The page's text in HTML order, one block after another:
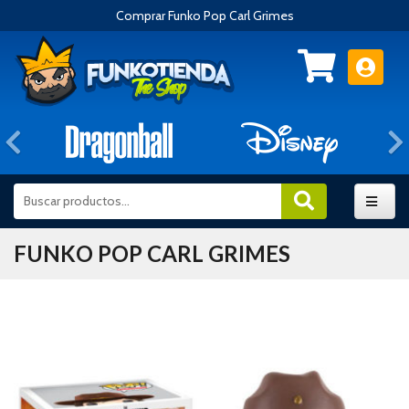
Comprar Funko Pop Carl Grimes
Anterior
FUNKO POP CARL GRIMES